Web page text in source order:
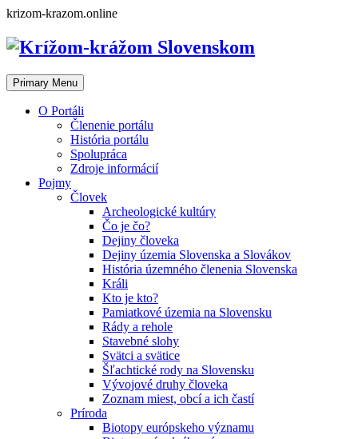
Skip
content
krizom-krazom.online
Primary Menu
O Portáli
Členenie portálu
História portálu
Spolupráca
Zdroje informácií
Pojmy
Človek
Archeologické kultúry
Čo je čo?
Dejiny človeka
Dejiny územia Slovenska a Slovákov
História územného členenia Slovenska
Králi
Kto je kto?
Pamiatkové územia na Slovensku
Rády a rehole
Stavebné slohy
Svätci a svätice
Šľachtické rody na Slovensku
Vývojové druhy človeka
Zoznam miest, obcí a ich častí
Príroda
Biotopy európskeho významu